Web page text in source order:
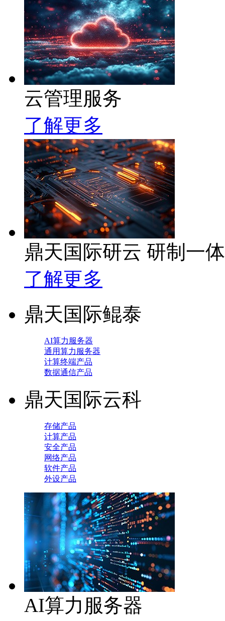
云管理服务
了解更多
鼎天国际研云 研制一
了解更多
鼎天国际鲲泰
AI算力服务器
通用算力服务器
计算终端产品
数据通信产品
鼎天国际云科
存储产品
计算产品
安全产品
网络产品
软件产品
外设产品
AI算力服务器